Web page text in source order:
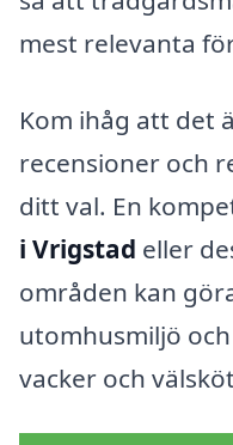
mest relevanta
Kom ihåg att det
recensioner och
ditt val. En
i Vrigstad eller
områden kan
utomhusmiljö
vacker och